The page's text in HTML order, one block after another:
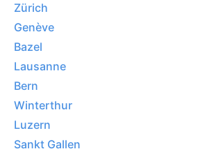
Zürich
Genève
Bazel
Lausanne
Bern
Winterthur
Luzern
Sankt Gallen